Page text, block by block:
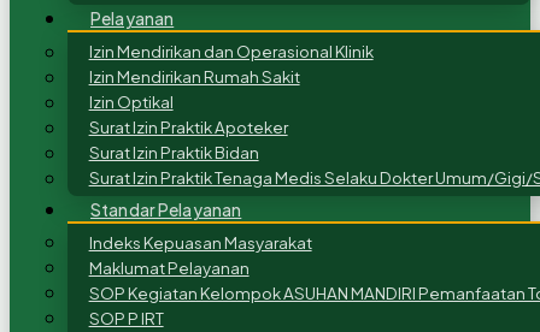
Pelayanan
Izin Mendirikan dan Operasional Klinik
Izin Mendirikan Rumah Sakit
Izin Optikal
Surat Izin Praktik Apoteker
Surat Izin Praktik Bidan
Surat Izin Praktik Tenaga Medis Selaku Dokter Umum/Gigi/
Standar Pelayanan
Indeks Kepuasan Masyarakat
Maklumat Pelayanan
SOP Kegiatan Kelompok ASUHAN MANDIRI Pemanfaatan
SOP P IRT